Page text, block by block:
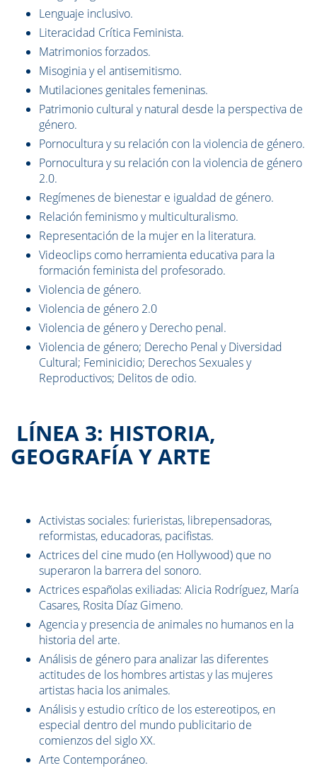
Lenguaje inclusivo.
Literacidad Crítica Feminista.
Matrimonios forzados.
Misoginia y el antisemitismo.
Mutilaciones genitales femeninas.
Patrimonio cultural y natural desde la perspectiva de
género.
Pornocultura y su relación con la violencia de género.
Pornocultura y su relación con la violencia de género
2.0.
Regímenes de bienestar e igualdad de género.
Relación feminismo y multiculturalismo.
Representación de la mujer en la literatura.
Videoclips como herramienta educativa para la
formación feminista del profesorado.
Violencia de género.
Violencia de género 2.0
Violencia de género y Derecho penal.
Violencia de género; Derecho Penal y Diversidad
Cultural; Feminicidio; Derechos Sexuales y
Reproductivos; Delitos de odio.
LÍNEA 3: HISTORIA,
GEOGRAFÍA Y ARTE
Activistas sociales: furieristas, librepensadoras,
reformistas, educadoras, pacifistas.
Actrices del cine mudo (en Hollywood) que no
superaron la barrera del sonoro.
Actrices españolas exiliadas: Alicia Rodríguez, María
Casares, Rosita Díaz Gimeno.
Agencia y presencia de animales no humanos en la
historia del arte.
Análisis de género para analizar las diferentes
actitudes de los hombres artistas y las mujeres
artistas hacia los animales.
Análisis y estudio crítico de los estereotipos, en
especial dentro del mundo publicitario de
comienzos del siglo XX.
Arte Contemporáneo.